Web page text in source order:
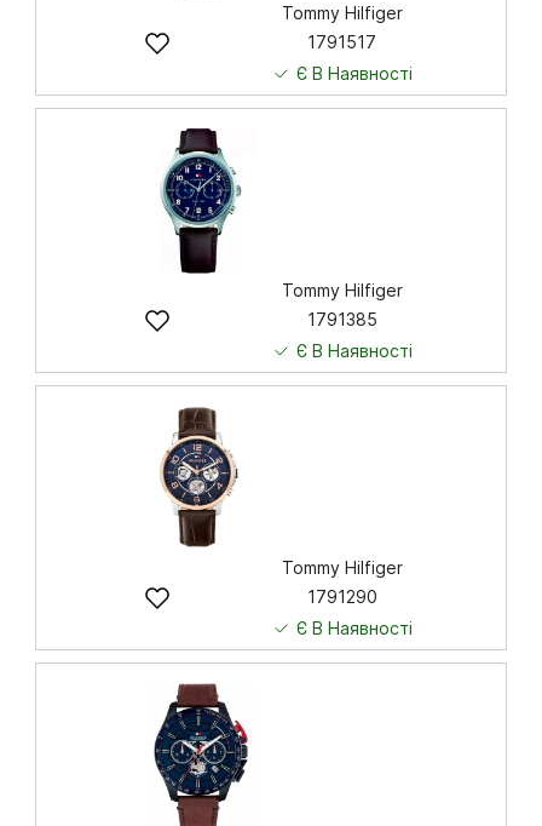
Tommy Hilfiger
1791517
Є В Наявності
Tommy Hilfiger
1791385
Є В Наявності
Tommy Hilfiger
1791290
Є В Наявності